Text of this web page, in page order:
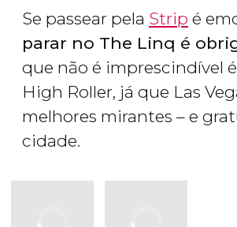
Se passear pela Strip é
parar no The Linq é
que não é imprescindível
High Roller, já que Las
melhores mirantes – e
cidade.